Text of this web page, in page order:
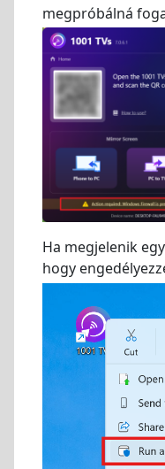
megpróbálná
Ha megjelenik
hogy